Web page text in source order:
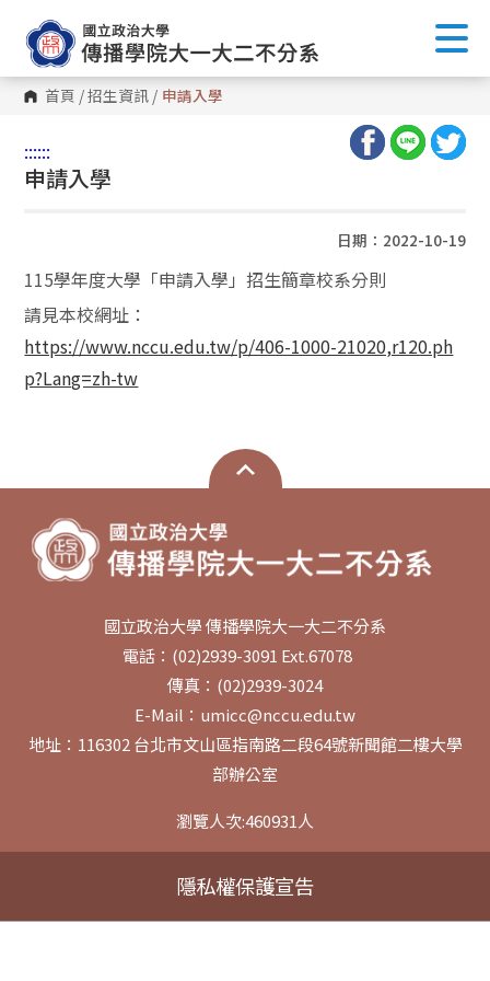
首頁 /招生資訊 / 申請入學
::::::
申請入學
日期：2022-10-19
115學年度大學「申請入學」招生簡章校系分則
請見本校網址：
https://www.nccu.edu.tw/p/406-1000-21020,r120.ph
p?Lang=zh-tw
國立政治大學 傳播學院大一大二不分系
電話：(02)2939-3091 Ext.67078
傳真：(02)2939-3024
E-Mail：umicc@nccu.edu.tw
地址：116302 台北市文山區指南路二段64號新聞館二樓大學
部辦公室
瀏覽人次:460931人
隱私權保護宣告